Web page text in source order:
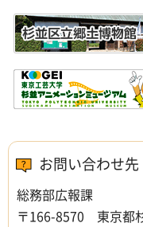
お問い合わせ先
総務部広報課
〒166-8570 東京都